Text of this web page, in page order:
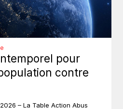
pour
contre
– La Table Action Abus